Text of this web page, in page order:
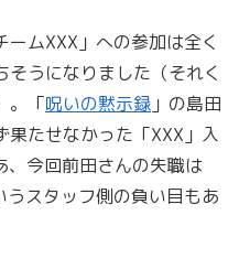
ムXXX」への参加は全く
うになりました（それく
。「呪いの黙示録 」の島田
たせなかった「XXX」入
今回前田さんの失職は
うスタッフ側の負い目もあ